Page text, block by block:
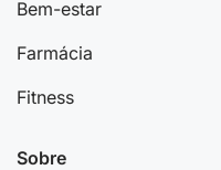
Bem-estar
Farmácia
Fitness
Sobre